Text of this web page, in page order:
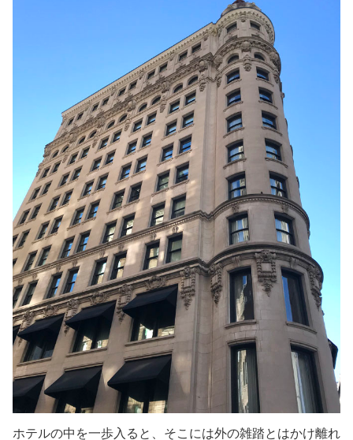
ホテルの中を一歩入ると、そこには外の雑踏とはかけ離れ